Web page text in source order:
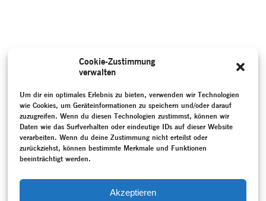
Cookie-Zustimmung
verwalten
Um dir ein optimales Erlebnis zu bieten, verwenden wir Technologien
wie Cookies, um Geräteinformationen zu speichern und/oder darauf
zuzugreifen. Wenn du diesen Technologien zustimmst, können wir
Daten wie das Surfverhalten oder eindeutige IDs auf dieser Website
verarbeiten. Wenn du deine Zustimmung nicht erteilst oder
zurückziehst, können bestimmte Merkmale und Funktionen
beeinträchtigt werden.
Akzeptieren